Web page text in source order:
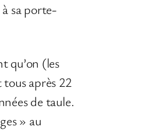
sa porte-
qu’on (les
après 22
de taule.
» au